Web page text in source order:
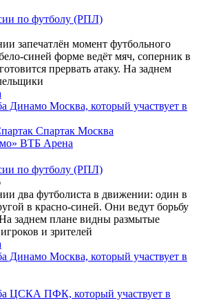
по футболу (РПЛ)
Спартак Москва
ВТБ Арена
по футболу (РПЛ)